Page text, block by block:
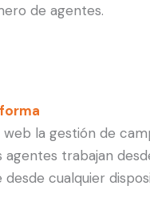
de agentes.
la gestión de
trabajan
cualquier